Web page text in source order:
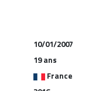
10/01/2007
19 ans
France